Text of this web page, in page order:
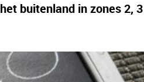
buitenland in zones 2, 3